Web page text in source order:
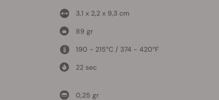
3,1 x 2,2 x 9,3 cm
89 gr
190 - 215°C / 374 - 420°F
22 sec
0,25 gr